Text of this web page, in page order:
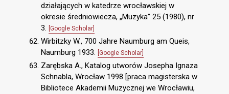
działających w katedrze wrocławskiej w
okresie średniowiecza, „Muzyka” 25 (1980), nr
3. [Google Scholar]
Wirbitzky W., 700 Jahre Naumburg am Queis,
Naumburg 1933. [Google Scholar]
Zarębska A., Katalog utworów Josepha Ignaza
Schnabla, Wrocław 1998 [praca magisterska w
Bibliotece Akademii Muzycznej we Wrocławiu,